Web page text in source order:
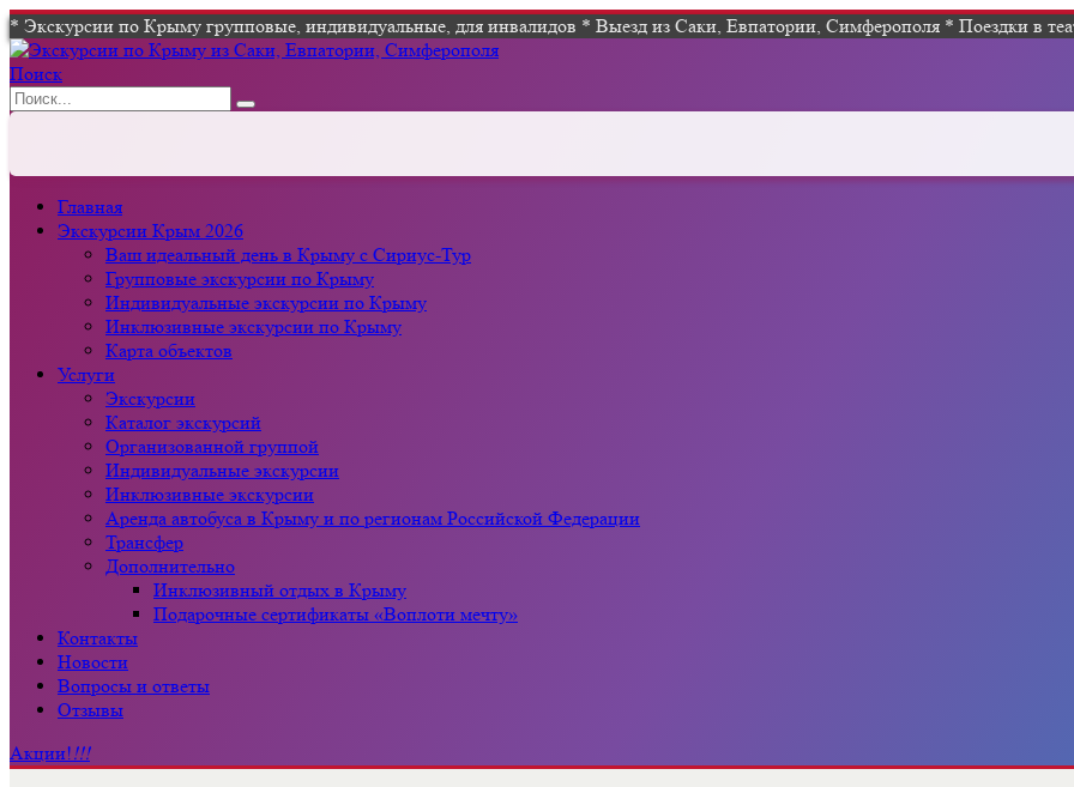
* Экскурсии по Крыму групповые, индивидуальные, для инвалидов * Выезд из Саки, Евпатории, Симферополя * Поездки в
Поиск
Главная
Экскурсии Крым 2026
Ваш идеальный день в Крыму с Сириус-Тур
Групповые экскурсии по Крыму
Индивидуальные экскурсии по Крыму
Инклюзивные экскурсии по Крыму
Карта объектов
Услуги
Экскурсии
Каталог экскурсий
Организованной группой
Индивидуальные экскурсии
Инклюзивные экскурсии
Аренда автобуса в Крыму и по регионам Российской Федерации
Трансфер
Дополнительно
Инклюзивный отдых в Крыму
Подарочные сертификаты «Воплоти мечту»
Контакты
Новости
Вопросы и ответы
Отзывы
Акции!!!!